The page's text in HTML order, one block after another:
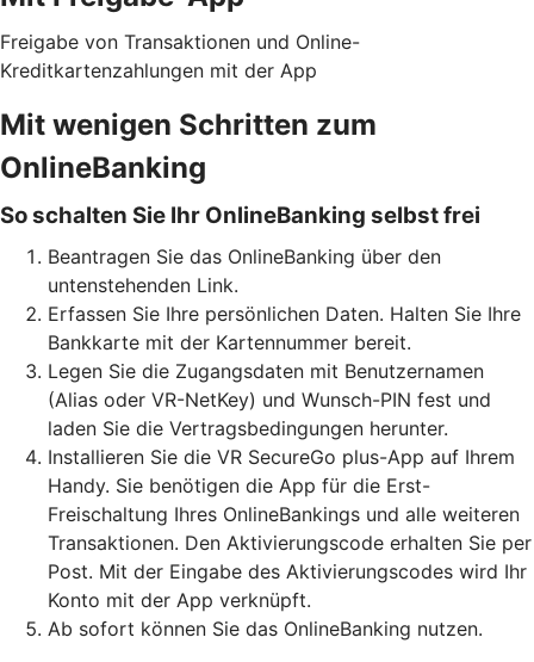
Freigabe von Transaktionen und Online-
Kreditkartenzahlungen mit der App
Mit wenigen Schritten zum
OnlineBanking
So schalten Sie Ihr OnlineBanking selbst frei
Beantragen Sie das OnlineBanking über den
untenstehenden Link.
Erfassen Sie Ihre persönlichen Daten. Halten Sie Ihre
Bankkarte mit der Kartennummer bereit.
Legen Sie die Zugangsdaten mit Benutzernamen
(Alias oder VR-NetKey) und Wunsch-PIN fest und
laden Sie die Vertragsbedingungen herunter.
Installieren Sie die VR SecureGo plus-App auf Ihrem
Handy. Sie benötigen die App für die Erst-
Freischaltung Ihres OnlineBankings und alle weiteren
Transaktionen. Den Aktivierungscode erhalten Sie per
Post. Mit der Eingabe des Aktivierungscodes wird Ihr
Konto mit der App verknüpft.
Ab sofort können Sie das OnlineBanking nutzen.